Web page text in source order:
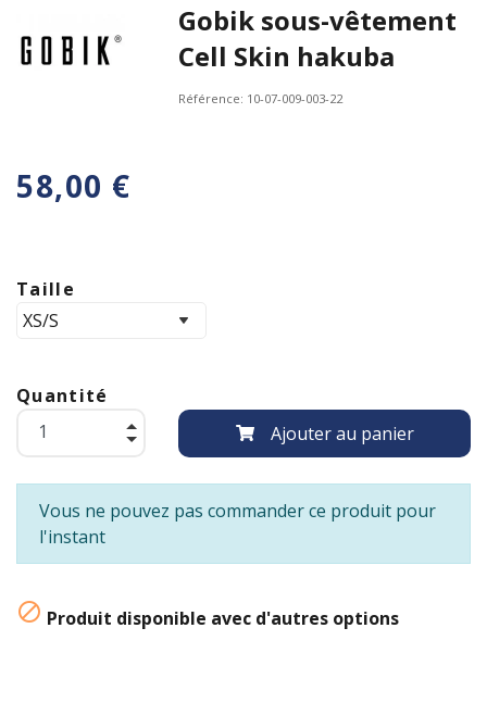
Gobik sous-vêtement
Cell Skin hakuba
Référence: 10-07-009-003-22
58,00 €
Taille
Quantité
Ajouter au panier
Vous ne pouvez pas commander ce produit pour
l'instant
 Produit disponible avec d'autres options